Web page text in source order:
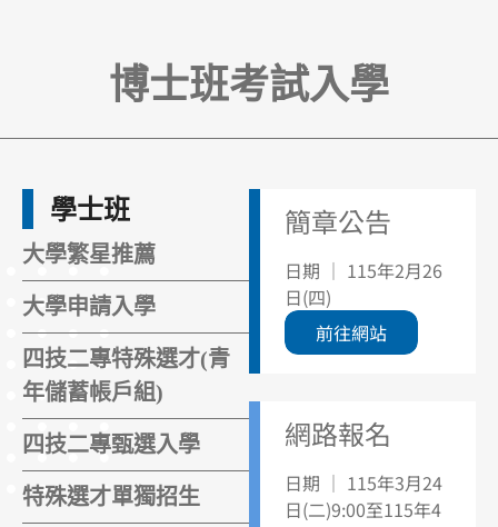
博士班考試入學
學士班
大學繁星推薦
大學申請入學
四技二專特殊選才(青
年儲蓄帳戶組)
四技二專甄選入學
特殊選才單獨招生
簡章公告
日期 ｜ 115年2月26
日(四)
前往網站
網路報名
日期 ｜ 115年3月24
日(二)9:00至115年4